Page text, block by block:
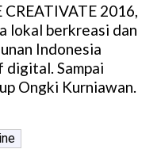
2016,
lokal berkreasi dan
Indonesia
Sampai
Ongki Kurniawan.